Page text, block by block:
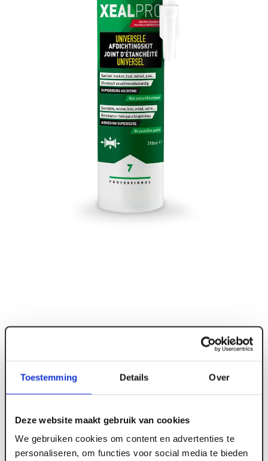
Toestemming Details Over
Deze website maakt gebruik van cookies
We gebruiken cookies om content en advertenties te
personaliseren, om functies voor social media te bieden
Tec7 XealPro Transparant - patroon 310ML